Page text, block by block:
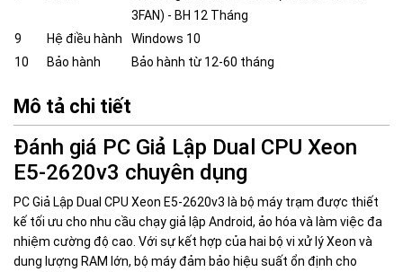
3FAN) - BH 12 Tháng
9
Hệ điều hành
Windows 10
10
Bảo hành Bảo hành từ 12-60 tháng
Mô tả chi tiết
Đánh giá PC Giả Lập Dual CPU Xeon
E5-2620v3 chuyên dụng
PC Giả Lập Dual CPU Xeon E5-2620v3 là bộ máy trạm được thiết
kế tối ưu cho nhu cầu chạy giả lập Android, ảo hóa và làm việc đa
nhiệm cường độ cao. Với sự kết hợp của hai bộ vi xử lý Xeon và
dung lượng RAM lớn, bộ máy đảm bảo hiệu suất ổn định cho